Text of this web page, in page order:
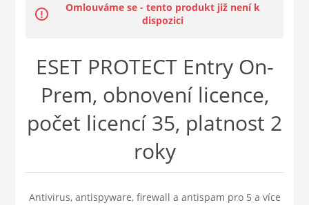
Omlouváme se - tento produkt již není k
dispozici
ESET PROTECT Entry On-
Prem, obnovení licence,
počet licencí 35, platnost 2
roky
Antivirus, antispyware, firewall a antispam pro 5 a více